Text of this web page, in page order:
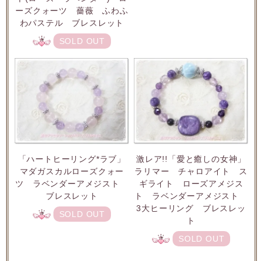
ーズクォーツ 薔薇 ふわふ
わパステル ブレスレット
SOLD OUT
「ハートヒーリング*ラブ」
マダガスカルローズクォー
ツ ラベンダーアメジスト
ブレスレット
SOLD OUT
激レア!!「愛と癒しの女神」
ラリマー チャロアイト ス
ギライト ローズアメジス
ト ラベンダーアメジスト
3大ヒーリング ブレスレッ
ト
SOLD OUT